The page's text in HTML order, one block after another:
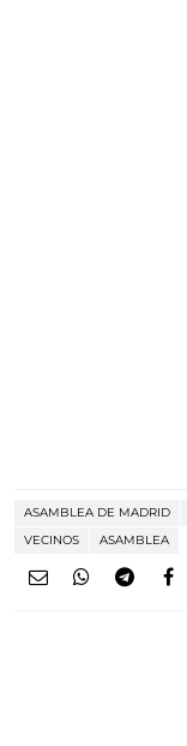
ASAMBLEA DE MADRID
VECINOS
ASAMBLEA